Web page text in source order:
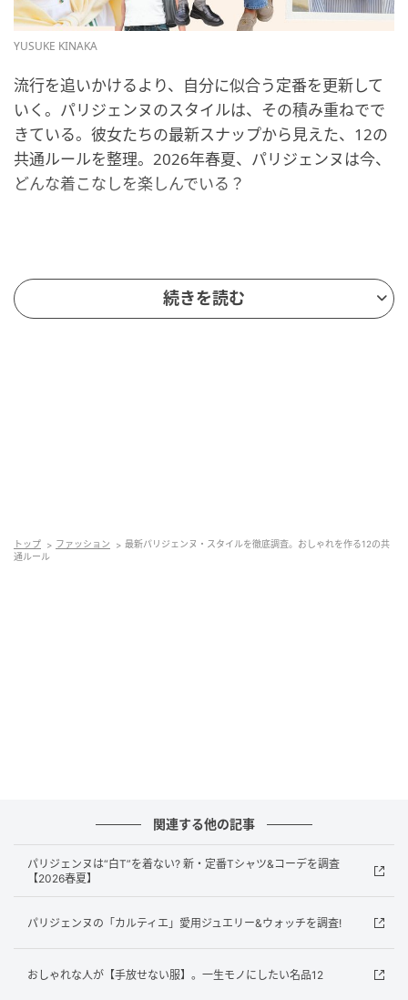
YUSUKE KINAKA
流行を追いかけるより、自分に似合う定番を更新して
いく。パリジェンヌのスタイルは、その積み重ねでで
きている。彼女たちの最新スナップから見えた、12の
共通ルールを整理。2026年春夏、パリジェンヌは今、
どんな着こなしを楽しんでいる？
べーシックな「シャツ」
老舗の「シャルベ」から、若者に人気の「セブリン」
など、シャツブランドの選択肢が豊富なフランス。シ
ャツはパリジェンヌのワードローブに欠かせない最重
要アイテムだ。こなれた風合いのプレーンな白シャ
ツ、パリッとクリスプなブルーシャツ、聡明に見える
ストライプシャツ。着用率の高さは、着る人の個性に
続きを読む
トップ ファッション
最新パリジェンヌ・スタイルを徹底調査。おしゃれを作る12の共
通ルール
関連する他の記事
パリジェンヌは“白T”を着ない? 新・定番Tシャツ&コーデを調査
【2026春夏】
パリジェンヌの「カルティエ」愛用ジュエリー&ウォッチを調査!
おしゃれな人が【手放せない服】。一生モノにしたい名品12